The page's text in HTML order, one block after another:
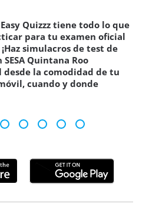
Quizzz tiene todo lo que
para tu examen oficial
simulacros de test de
Quintana Roo
desde la comodidad de tu
cuando y donde